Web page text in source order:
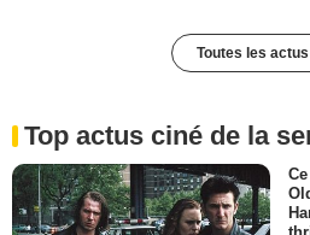
Toutes les
Top actus ciné de la